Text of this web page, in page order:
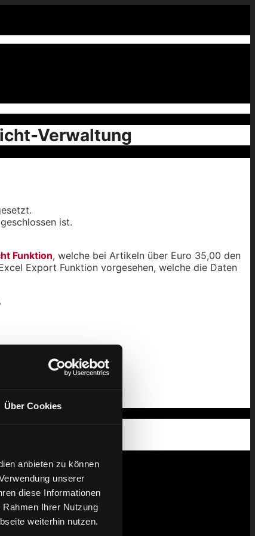
Über Cookies
anbieten zu können
unserer
diese Informationen
Ihrer Nutzung
weiterhin nutzen.
Verwaltung
ist.
Funktion, welche bei Artikeln über Euro 35,00 den
Export Funktion vorgesehen, welche die Daten